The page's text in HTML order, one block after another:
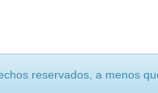
reservados, a menos